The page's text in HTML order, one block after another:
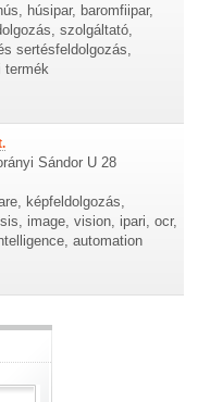
húsipar, baromfiipar,
szolgáltató,
sertésfeldolgozás,
termék
Sándor U 28
képfeldolgozás,
image, vision, ipari, ocr,
automation